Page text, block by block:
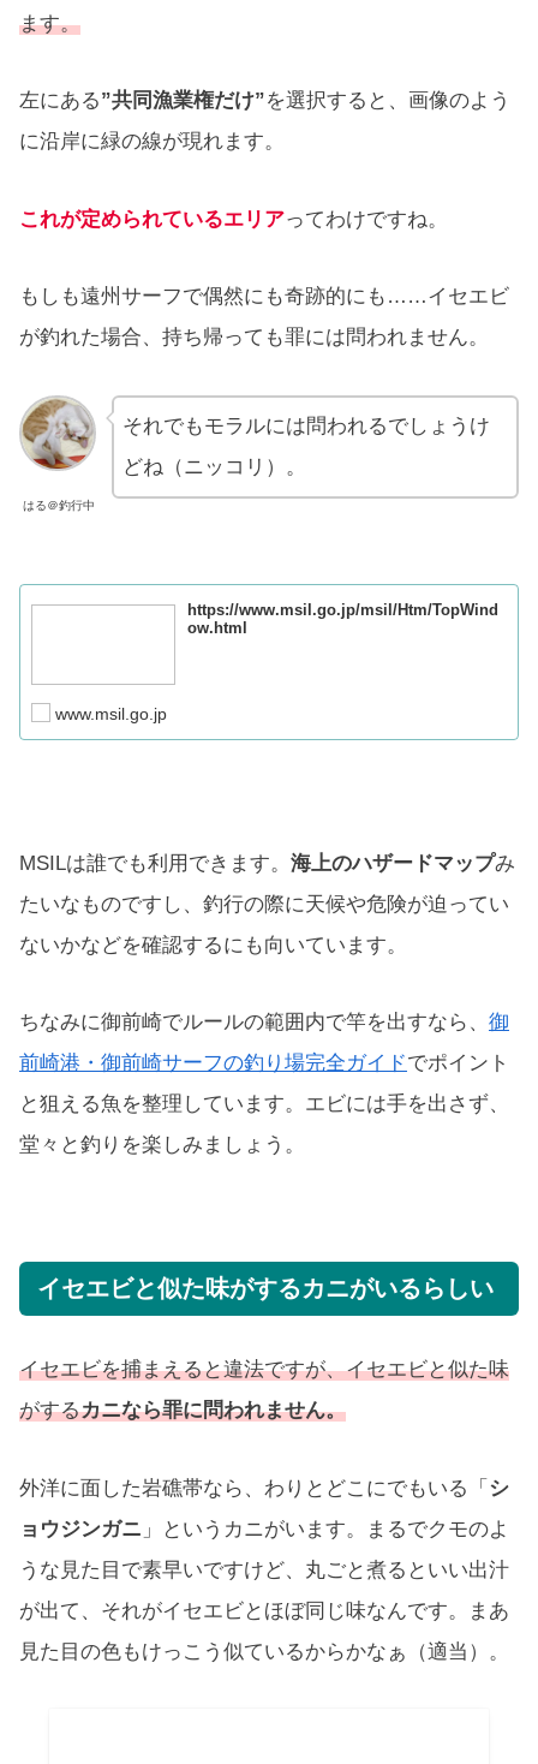
ます。
左にある”共同漁業権だけ”を選択すると、画像のよう
に沿岸に緑の線が現れます。
これが定められているエリアってわけですね。
もしも遠州サーフで偶然にも奇跡的にも……イセエビ
が釣れた場合、持ち帰っても罪には問われません。
はる＠釣行中
それでもモラルには問われるでしょうけ
どね（ニッコリ）。
https://www.msil.go.jp/msil/Htm/TopWind
ow.html
www.msil.go.jp
MSILは誰でも利用できます。 海上のハザードマップみ
たいなものですし、釣行の際に天候や危険が迫ってい
ないかなどを確認するにも向いています。
ちなみに御前崎でルールの範囲内で竿を出すなら、 御
前崎港・御前崎サーフの釣り場完全ガイドでポイント
と狙える魚を整理しています。エビには手を出さず、
堂々と釣りを楽しみましょう。
イセエビと似た味がするカニがいるらしい
イセエビを捕まえると違法ですが、イセエビと似た味
がするカニなら罪に問われません。
外洋に面した岩礁帯なら、わりとどこにでもいる「 シ
ョウジンガニ 」というカニがいます。まるでクモのよ
うな見た目で素早いですけど、丸ごと煮るといい出汁
が出て、それがイセエビとほぼ同じ味なんです。まあ
見た目の色もけっこう似ているからかなぁ（適当）。